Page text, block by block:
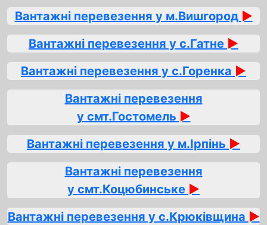
Вантажні перевезення у м.Вишгород ►
Вантажні перевезення у с.Гатне ►
Вантажні перевезення у с.Горенка ►
Вантажні перевезення
у смт.Гостомель ►
Вантажні перевезення у м.Ірпінь ►
Вантажні перевезення
у смт.Коцюбинське ►
Вантажні перевезення у с.Крюківщина ►